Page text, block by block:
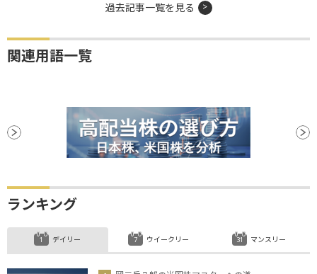
過去記事一覧を見る
関連用語一覧
ランキング
デイリー ウイークリー マンスリー